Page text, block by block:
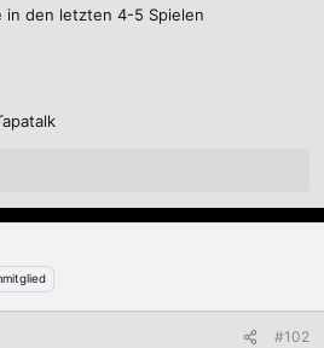
in den letzten 4-5 Spielen
#102